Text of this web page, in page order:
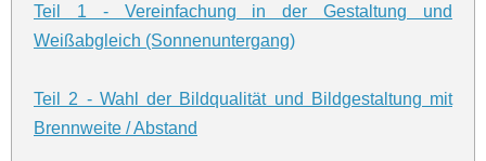
Teil 1 - Vereinfachung in der Gestaltung und
Weißabgleich (Sonnenuntergang)
Teil 2 - Wahl der Bildqualität und Bildgestaltung mit
Brennweite / Abstand